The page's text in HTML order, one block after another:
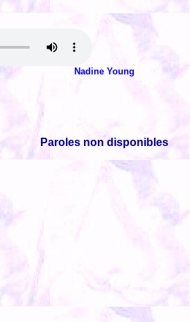
Nadine Young
Paroles non disponibles